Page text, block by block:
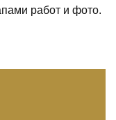
работ и фото.